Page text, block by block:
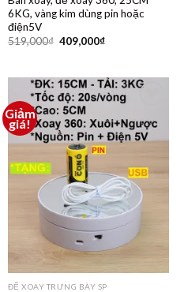
6KG, vàng kim dùng pin hoặc
điện5V
519,000₫ 409,000₫
Giảm
giá!
vào
yêu
ĐẾ XOAY TRƯNG BÀY SP